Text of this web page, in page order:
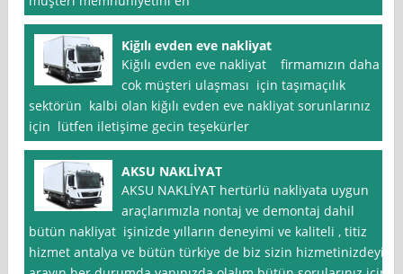
Kiğılı evden eve nakliyat
Kiğılı evden eve nakliyat firmamızın daha
cok müşteri ulaşması için taşımaçılık
sektörün kalbi olan kiğılı evden eve nakliyat sorunlarınız
için lütfen iletişime gecin teşekürler
AKSU NAKLİYAT
AKSU NAKLİYAT hertürlü nakliyata uygun
araçlarımızla nontaj ve demontaj dahil
bütün nakliyat işinizde yılların deneyimi ve kaliteli , titiz
hizmet antalya ve bütün türkiye de biz sizin hizmetinizdeyiz